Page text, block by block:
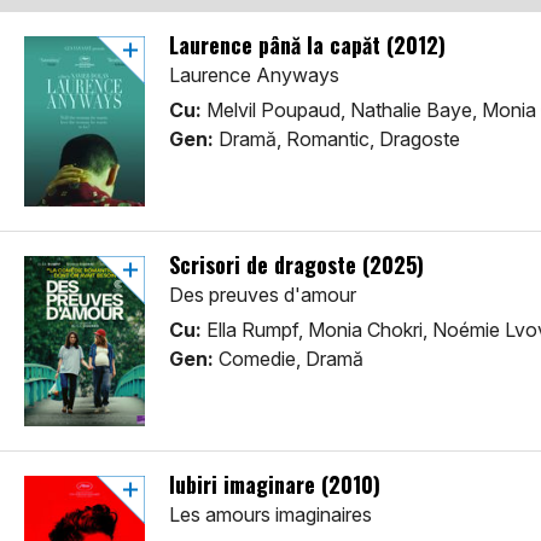
Laurence până la capăt (2012)
Laurence Anyways
Cu: Melvil Poupaud, Nathalie Baye, Monia
Gen: Dramă, Romantic, Dragoste
Scrisori de dragoste (2025)
Des preuves d'amour
Cu: Ella Rumpf, Monia Chokri, Noémie
Gen: Comedie, Dramă
Iubiri imaginare (2010)
Les amours imaginaires